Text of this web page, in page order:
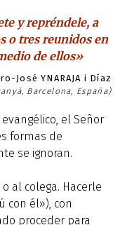
y repréndele, a
o tres reunidos en
de ellos»
José YNARAJA i Díaz
Barcelona, España)
el Señor
formas de
se ignoran.
al colega. Hacerle
con él»), con
proceder para